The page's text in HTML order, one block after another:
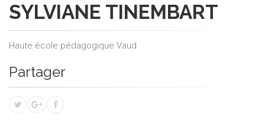
SYLVIANE TINEMBART
Haute école pédagogique Vaud
Partager